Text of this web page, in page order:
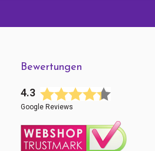
Bewertungen
4.3
Google Reviews